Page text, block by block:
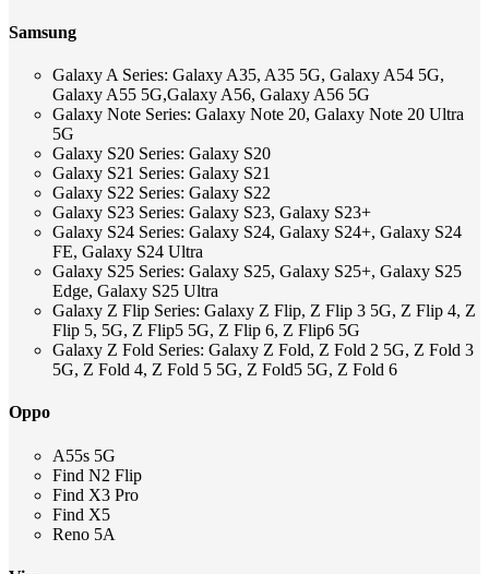
Samsung
Galaxy A Series: Galaxy A35, A35 5G, Galaxy A54 5G,
Galaxy A55 5G,Galaxy A56, Galaxy A56 5G
Galaxy Note Series: Galaxy Note 20, Galaxy Note 20 Ultra
5G
Galaxy S20 Series: Galaxy S20
Galaxy S21 Series: Galaxy S21
Galaxy S22 Series: Galaxy S22
Galaxy S23 Series: Galaxy S23, Galaxy S23+
Galaxy S24 Series: Galaxy S24, Galaxy S24+, Galaxy S24
FE, Galaxy S24 Ultra
Galaxy S25 Series: Galaxy S25, Galaxy S25+, Galaxy S25
Edge, Galaxy S25 Ultra
Galaxy Z Flip Series: Galaxy Z Flip, Z Flip 3 5G, Z Flip 4, Z
Flip 5, 5G, Z Flip5 5G, Z Flip 6, Z Flip6 5G
Galaxy Z Fold Series: Galaxy Z Fold, Z Fold 2 5G, Z Fold 3
5G, Z Fold 4, Z Fold 5 5G, Z Fold5 5G, Z Fold 6
Oppo
A55s 5G
Find N2 Flip
Find X3 Pro
Find X5
Reno 5A